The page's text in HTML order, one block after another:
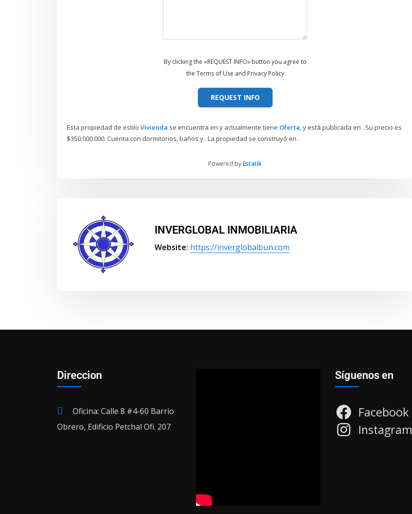
By clicking the «REQUEST INFO» button you agree to
the Terms of Use and Privacy Policy
REQUEST INFO
Esta propiedad de estilo Vivienda se encuentra en y actualmente tiene Oferta, y está publicada en . Su precio es
$350.000.000. Cuenta con dormitorios, baños y . La propiedad se construyó en .
Powered byEstatik
INVERGLOBAL INMOBILIARIA
Website: https://inverglobalbun.com
Direccion
Oficina: Calle 8 #4-60 Barrio
Obrero, Edificio Petchal Ofi. 207
Síguenos en
Facebook
Instagram